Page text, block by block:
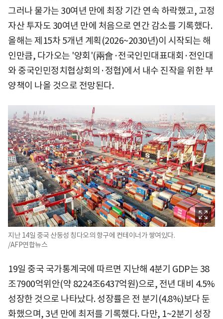
그러나 물가는 30여년 만에 최장 기간 연속 하락했고, 고정
자산 투자도 30여년 만에 처음으로 연간 감소를 기록했다.
올해는 제15차 5개년 계획(2026~2030년)이 시작되는 해
인만큼, 다가오는 '양회'(兩會·전국인민대표대회·전인대
와 중국인민정치협상회의·정협)에서 내수 진작을 위한 부
양책이 나올 것으로 전망된다.
지난 14일 중국 산둥성 칭다오의 항구에 컨테이너가 쌓여있다.
/AFP연합뉴스
19일 중국 국가통계국에 따르면 지난해 4분기 GDP는 38
조7900억위안(약 8224조6437억원)으로, 전년 대비 4.5%
성장한 것으로 나타났다. 성장률은 전 분기(4.8%)보다 둔
화했으며, 3년 만에 최저를 기록했다. 다만, 1~2분기 성장